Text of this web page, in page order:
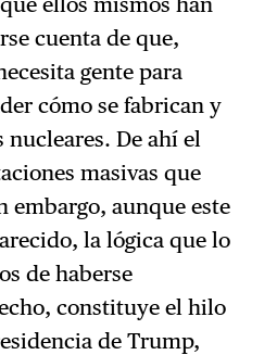
cuenta de que,
gente para
cómo se fabrican y
nucleares. De ahí el
masivas que
embargo, aunque este
la lógica que lo
de haberse
constituye el hilo
de Trump,